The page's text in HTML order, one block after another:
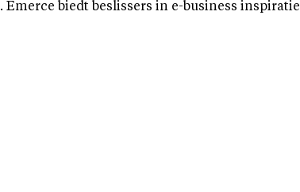
biedt beslissers in e-business inspiratie